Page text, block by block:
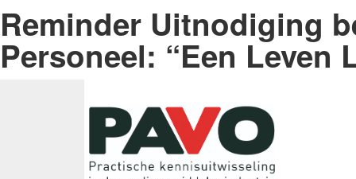
Reminder Uitnodiging
Personeel: “Een Leven